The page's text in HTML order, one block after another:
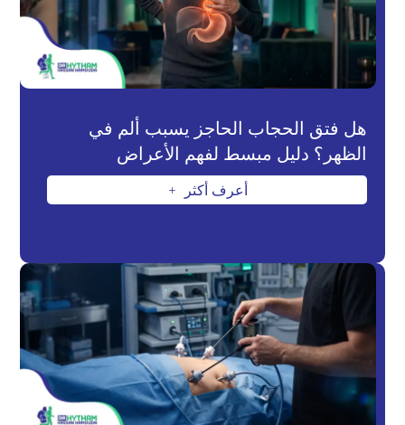
هل فتق الحجاب الحاجز يسبب ألم في
الظهر؟ دليل مبسط لفهم الأعراض
أعرف أكثر L